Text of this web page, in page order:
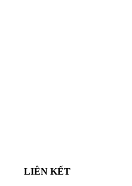
LIÊN KẾT